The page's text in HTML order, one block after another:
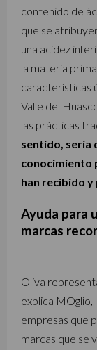
contenido de
que se
una acidez
la materia
características
Valle del
las prácticas
sentido, sería
conocimiento
han recibido
Ayuda para
marcas
Oliva
explica MOglio,
empresas que
marcas que se